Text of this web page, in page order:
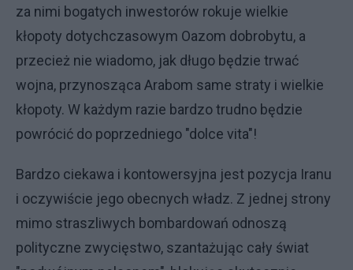
za nimi bogatych inwestorów rokuje wielkie
kłopoty dotychczasowym Oazom dobrobytu, a
przecież nie wiadomo, jak długo będzie trwać
wojna, przynosząca Arabom same straty i wielkie
kłopoty. W każdym razie bardzo trudno będzie
powrócić do poprzedniego "dolce vita"!
Bardzo ciekawa i kontowersyjna jest pozycja Iranu
i oczywiście jego obecnych władz. Z jednej strony
mimo straszliwych bombardowań odnoszą
polityczne zwycięstwo, szantażując cały świat